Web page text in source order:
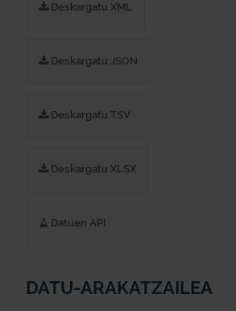
Deskargatu XML
Deskargatu JSON
Deskargatu TSV
Deskargatu XLSX
Datuen API
DATU-ARAKATZAILEA